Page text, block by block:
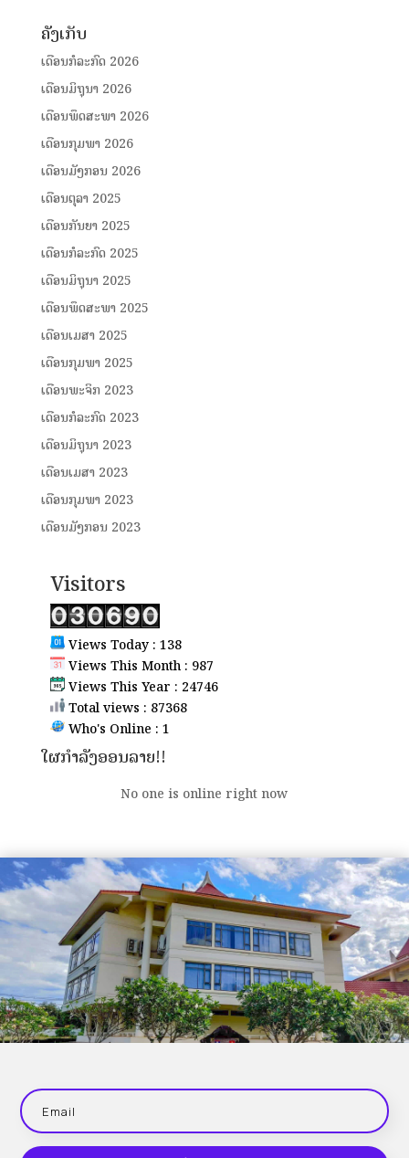
ຄັງເກັບ
ເດືອນກໍລະກົດ 2026
ເດືອນມິຖຸນາ 2026
ເດືອນພຶດສະພາ 2026
ເດືອນກຸມພາ 2026
ເດືອນມັງກອນ 2026
ເດືອນຕຸລາ 2025
ເດືອນກັນຍາ 2025
ເດືອນກໍລະກົດ 2025
ເດືອນມິຖຸນາ 2025
ເດືອນພຶດສະພາ 2025
ເດືອນເມສາ 2025
ເດືອນກຸມພາ 2025
ເດືອນພະຈິກ 2023
ເດືອນກໍລະກົດ 2023
ເດືອນມິຖຸນາ 2023
ເດືອນເມສາ 2023
ເດືອນກຸມພາ 2023
ເດືອນມັງກອນ 2023
Visitors
Views Today : 138
Views This Month : 987
Views This Year : 24746
Total views : 87368
Who's Online : 1
ໃຜກຳລັງອອນລາຍ!!
No one is online right now